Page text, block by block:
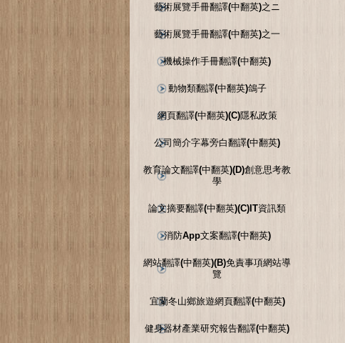
藝術展覽手冊翻譯(中翻英)之ニ
藝術展覽手冊翻譯(中翻英)之一
機械操作手冊翻譯(中翻英)
動物類翻譯(中翻英)鴿子
網頁翻譯(中翻英)(C)隱私政策
公司簡介字幕旁白翻譯(中翻英)
教育論文翻譯(中翻英)(D)創意思考教
學
論文摘要翻譯(中翻英)(C)IT資訊類
消防App文案翻譯(中翻英)
網站翻譯(中翻英)(B)免責事項網站導
覽
宜蘭冬山鄉旅遊網頁翻譯(中翻英)
健身器材產業研究報告翻譯(中翻英)